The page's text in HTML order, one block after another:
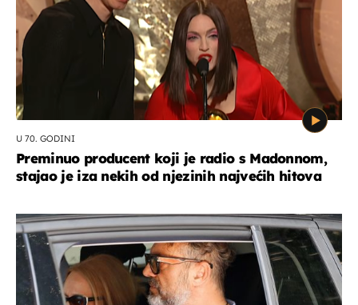
U 70. GODINI
Preminuo producent koji je radio s Madonnom,
stajao je iza nekih od njezinih najvećih hitova